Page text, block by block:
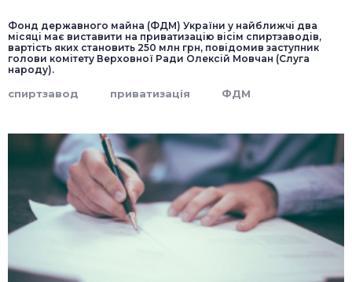
Фонд державного майна (ФДМ) України у найближчі два
місяці має виставити на приватизацію вісім спиртзаводів,
вартість яких становить 250 млн грн, повідомив заступник
голови комітету Верховної Ради Олексій Мовчан (Слуга
народу).
спиртзавод приватизація ФДМ